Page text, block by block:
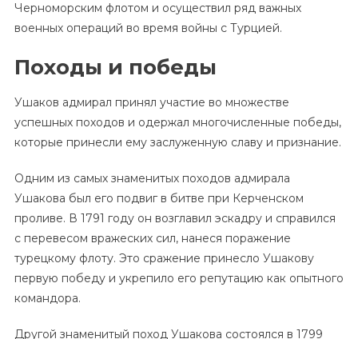
Черноморским флотом и осуществил ряд важных
военных операций во время войны с Турцией.
Походы и победы
Ушаков адмирал принял участие во множестве
успешных походов и одержал многочисленные победы,
которые принесли ему заслуженную славу и признание.
Одним из самых знаменитых походов адмирала
Ушакова был его подвиг в битве при Керченском
проливе. В 1791 году он возглавил эскадру и справился
с перевесом вражеских сил, нанеся поражение
турецкому флоту. Это сражение принесло Ушакову
первую победу и укрепило его репутацию как опытного
командора.
Другой знаменитый поход Ушакова состоялся в 1799